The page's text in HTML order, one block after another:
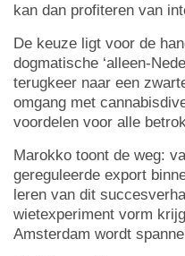
kan dan profiteren van
De keuze ligt voor de
dogmatische ‘alleen-
terugkeer naar een
omgang met
voordelen voor alle
Marokko toont de weg:
gereguleerde export
leren van dit
wietexperiment vorm
Amsterdam wordt